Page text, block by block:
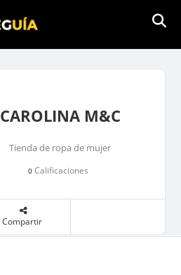
CAROLINA M&C
Tienda de ropa de mujer
0Calificaciones
Compartir